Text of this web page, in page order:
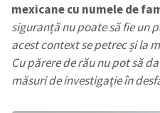
mexicane cu numele de
siguranță nu poate să fie un
acest context se petrec și la
Cu părere de rău nu pot să
măsuri de investigație în